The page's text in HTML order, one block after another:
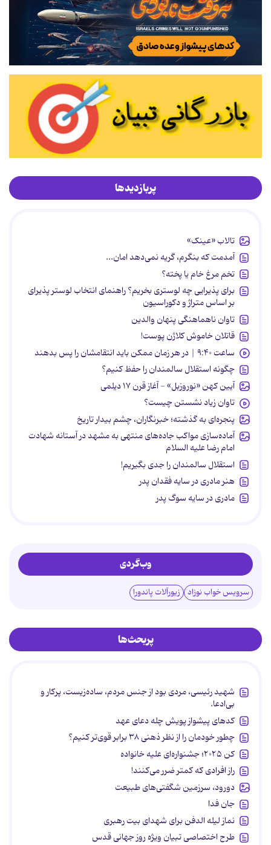
پربازدیدها
تالاب «عینک»
آمدمت که بنگرم، گریه نمی‌دهد امان...
تخم مرغ خام یا پخته؟
برای پذیرایی چه لوستری بخریم؟ راهنمای انتخاب لوستر پذیرای
بر اساس متراژ و دکوراسیون
تاوان ناهماهنگی پنهان والدین
قاتلان خاموش کلاژن پوست!
ساعت ۹:۴۰ | در هر زمان ممکن باید انتقامشان را پس بدهند
چگونه استقلال سالمندان را حفظ کنیم؟
آیین کهن «نوروزبل» - آغاز قرن ۱۷ دیلمی
تاوان زیاد نشستن چیست؟
پنجره‌ای به گذشته؛ خبرنگاران، چشم بیدار تاریخ
آماده‌سازی مواکب جاده‌های منتهی به مشهد در آستانه شهادت
امام رضا علیه السلام
استقلال سالمندان را جدی بگیریم!
هنر مادری در سایه‌ فقدان پدر
مادری در سایه سوگ پدر
وب‌گردی
سرویس خواب نوزاد زیورآلات پاندورا
پربحث‌ها
شهید رئیسی، مردی بود از جنس مردم، ساده‌زیست، پرکار و
بی‌ادعا.
کدهای پیشواز پویش چله دعای عهد
چطور خودمان را از نظر ذهنی ۳۸ برابر قوی‌تر کنیم؟
کن ۲۰۲۵؛ جشنواره‌ای علیه خانواده
راز افرادی که کمتر ضرر می‌کنند!
دورود، سرزمین شگفتی‌های طبیعت
جان فدا
نماز لیله الدفن برای شهدای بیت رهبری
طرح اختصاصی تبیان ویژه روز جهانی قدس